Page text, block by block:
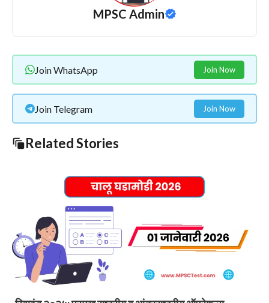
MPSC Admin
Join WhatsApp Join Now
Join Telegram Join Now
Related Stories